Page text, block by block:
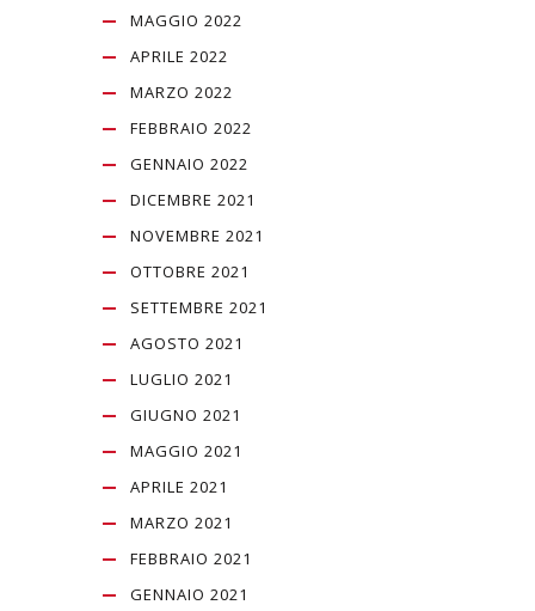
MAGGIO 2022
APRILE 2022
MARZO 2022
FEBBRAIO 2022
GENNAIO 2022
DICEMBRE 2021
NOVEMBRE 2021
OTTOBRE 2021
SETTEMBRE 2021
AGOSTO 2021
LUGLIO 2021
GIUGNO 2021
MAGGIO 2021
APRILE 2021
MARZO 2021
FEBBRAIO 2021
GENNAIO 2021